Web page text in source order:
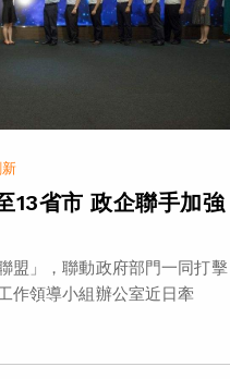
13省市 政企聯手加強
盟」，聯動政府部門一同打擊
作領導小組辦公室近日牽